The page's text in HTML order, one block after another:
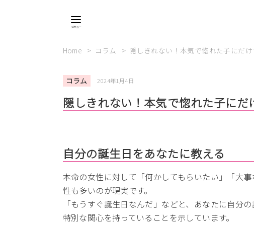
Home コラム 隠しきれない！本気で惚れた子にだ
コラム 2024年1月4日
隠しきれない！本気で惚れた子にだ
自分の誕生日をあなたに教える
本命の女性に対して「何かしてもらいたい」「大
性も多いのが現実です。
「もうすぐ誕生日なんだ」などと、あなたに自分
特別な関心を持っていることを示しています。